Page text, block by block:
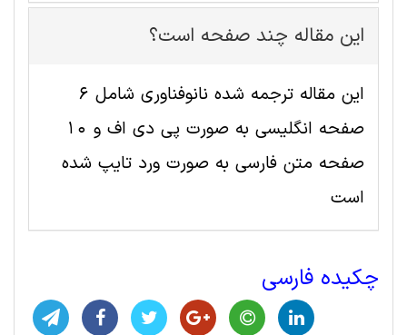
این مقاله چند صفحه است؟
این مقاله ترجمه شده نانوفناوری شامل 6
صفحه انگلیسی به صورت پی دی اف و 10
صفحه متن فارسی به صورت ورد تایپ شده
است
چکیده فارسی